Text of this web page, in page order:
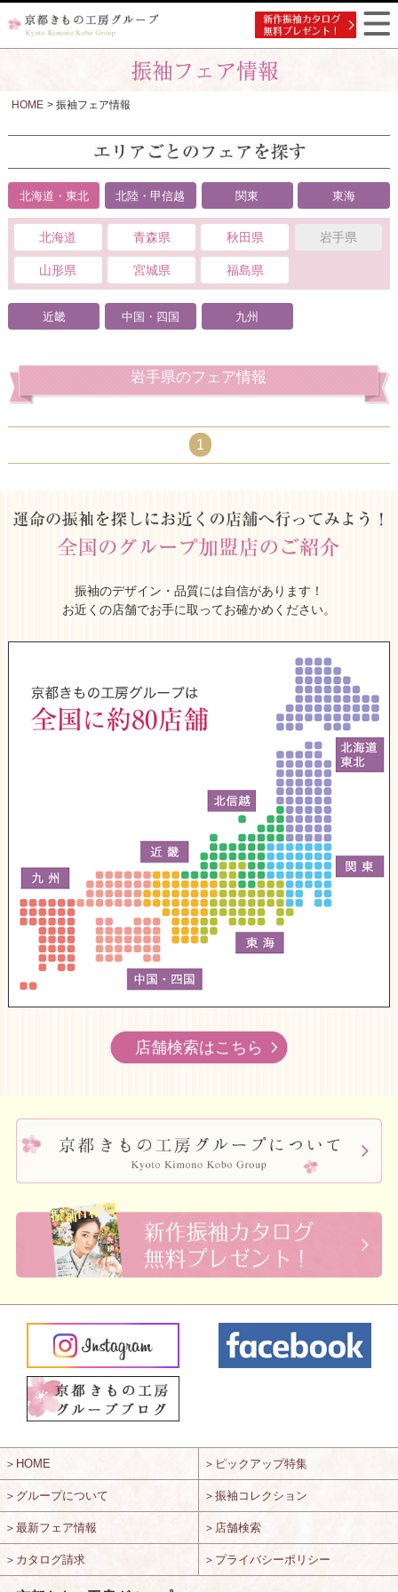
HOME > 振袖フェア情報
北海道・東北 北陸・甲信越 関東 東海
北海道 青森県 秋田県 岩手県
山形県 宮城県 福島県
近畿 中国・四国 九州
岩手県のフェア情報
1
振袖のデザイン・品質には自信があります！
お近くの店舗でお手に取ってお確かめください。
店舗検索はこちら
＞ HOME ＞ ピックアップ特集
＞ グループについて ＞ 振袖コレクション
＞ 最新フェア情報 ＞ 店舗検索
＞ カタログ請求 ＞ プライバシーポリシー